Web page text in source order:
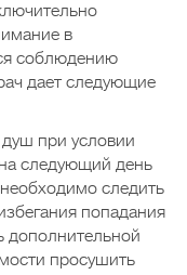
в
соблюдению
дает следующие
при условии
следующий день
следить
попадания
дополнительной
просушить